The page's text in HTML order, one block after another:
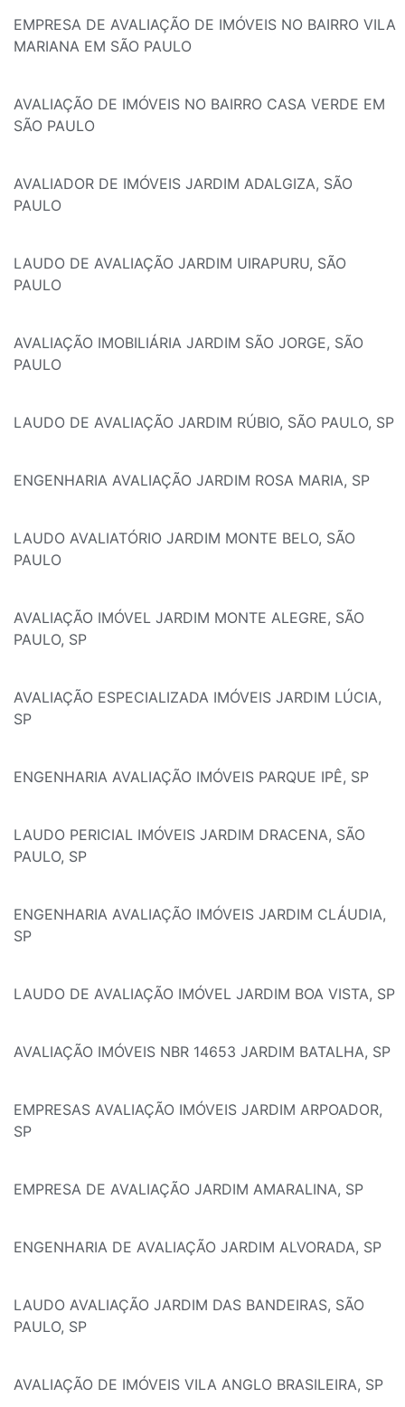
EMPRESA DE AVALIAÇÃO DE IMÓVEIS NO BAIRRO VILA
MARIANA EM SÃO PAULO
AVALIAÇÃO DE IMÓVEIS NO BAIRRO CASA VERDE EM
SÃO PAULO
AVALIADOR DE IMÓVEIS JARDIM ADALGIZA, SÃO
PAULO
LAUDO DE AVALIAÇÃO JARDIM UIRAPURU, SÃO
PAULO
AVALIAÇÃO IMOBILIÁRIA JARDIM SÃO JORGE, SÃO
PAULO
LAUDO DE AVALIAÇÃO JARDIM RÚBIO, SÃO PAULO, SP
ENGENHARIA AVALIAÇÃO JARDIM ROSA MARIA, SP
LAUDO AVALIATÓRIO JARDIM MONTE BELO, SÃO
PAULO
AVALIAÇÃO IMÓVEL JARDIM MONTE ALEGRE, SÃO
PAULO, SP
AVALIAÇÃO ESPECIALIZADA IMÓVEIS JARDIM LÚCIA,
SP
ENGENHARIA AVALIAÇÃO IMÓVEIS PARQUE IPÊ, SP
LAUDO PERICIAL IMÓVEIS JARDIM DRACENA, SÃO
PAULO, SP
ENGENHARIA AVALIAÇÃO IMÓVEIS JARDIM CLÁUDIA,
SP
LAUDO DE AVALIAÇÃO IMÓVEL JARDIM BOA VISTA, SP
AVALIAÇÃO IMÓVEIS NBR 14653 JARDIM BATALHA, SP
EMPRESAS AVALIAÇÃO IMÓVEIS JARDIM ARPOADOR,
SP
EMPRESA DE AVALIAÇÃO JARDIM AMARALINA, SP
ENGENHARIA DE AVALIAÇÃO JARDIM ALVORADA, SP
LAUDO AVALIAÇÃO JARDIM DAS BANDEIRAS, SÃO
PAULO, SP
AVALIAÇÃO DE IMÓVEIS VILA ANGLO BRASILEIRA, SP